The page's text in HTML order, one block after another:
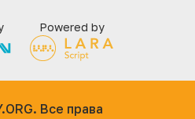
Powered by
Все права